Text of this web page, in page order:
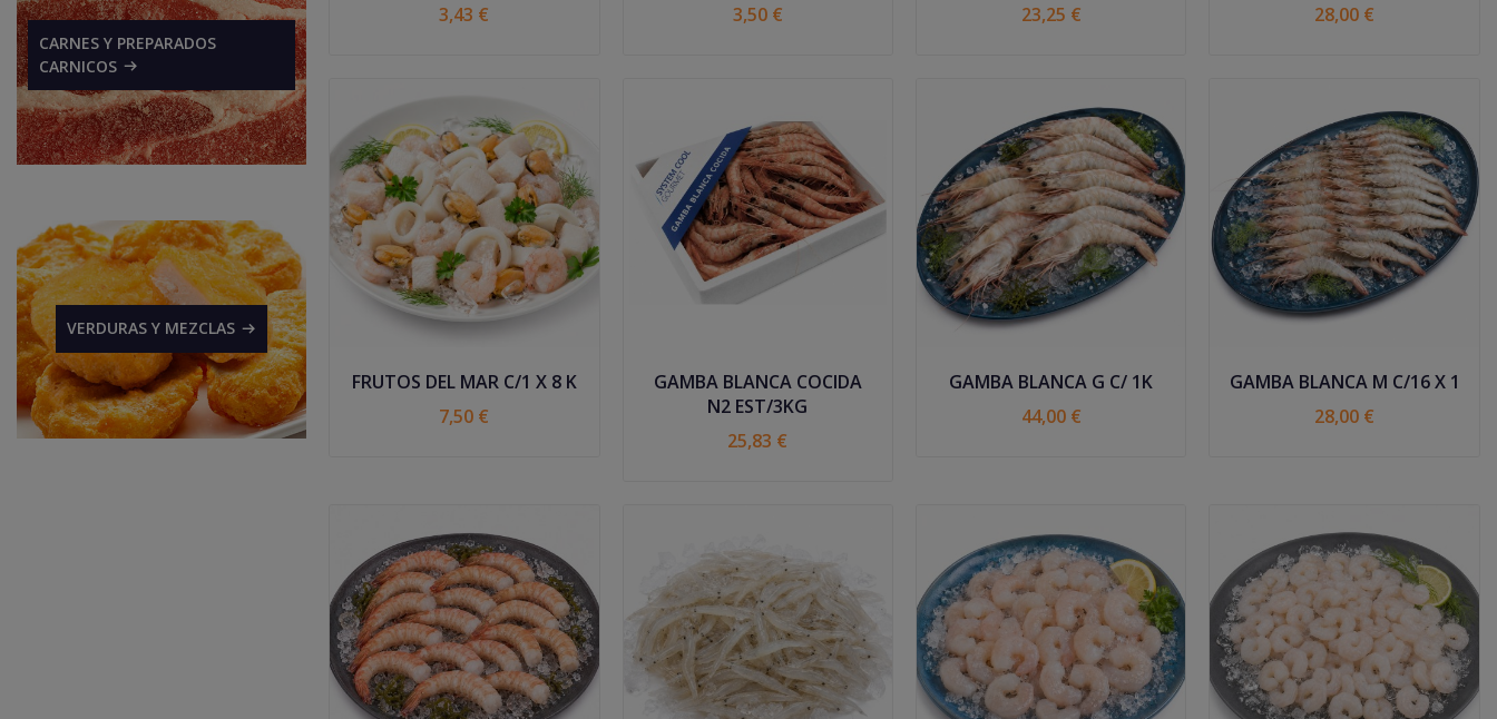
CARNES Y PREPARADOS
CARNICOS
VERDURAS Y MEZCLAS
3,43 €
3,50 €
23,25 €
28,00 €
FRUTOS DEL MAR C/1 X 8 K
7,50 €
GAMBA BLANCA COCIDA
N2 EST/3KG
25,83 €
GAMBA BLANCA G C/ 1K
44,00 €
GAMBA BLANCA M C/16 X 1
28,00 €